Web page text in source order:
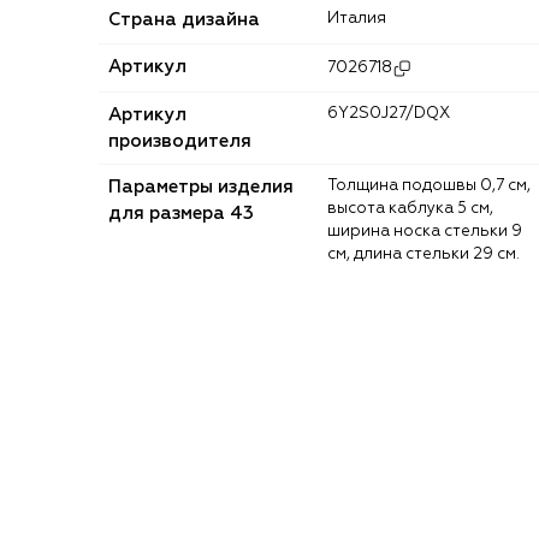
Страна дизайна Италия
Артикул 7026718
Артикул
производителя
6Y2S0J27/DQX
Параметры изделия
для размера 43
высота каблука 5 см,
ширина носка стельки 9
см, длина стельки 29 см.